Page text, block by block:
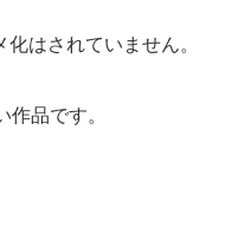
はされていません。
品です。